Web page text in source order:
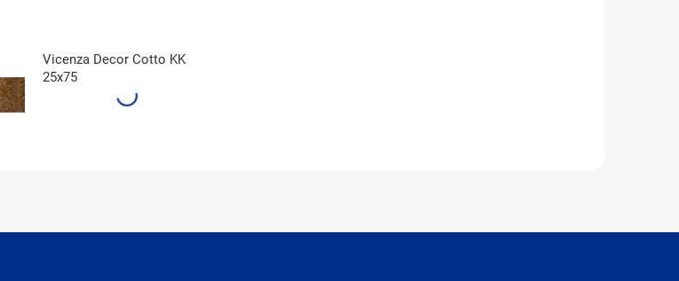
Vicenza Decor Cotto KK
25x75